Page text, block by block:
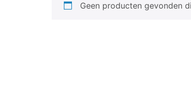
Geen producten gevonden